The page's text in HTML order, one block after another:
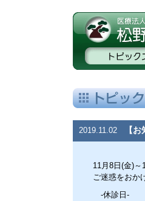
2019.11.02 【
11月8日(金)～
ご迷惑をおか
-休診日-